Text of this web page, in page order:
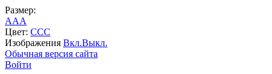
Размер:
AAA
Цвет: CCC
Изображения Вкл.Выкл.
Обычная версия сайта
Войти